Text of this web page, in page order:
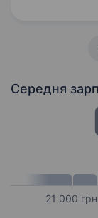
Середня
21 000 грн